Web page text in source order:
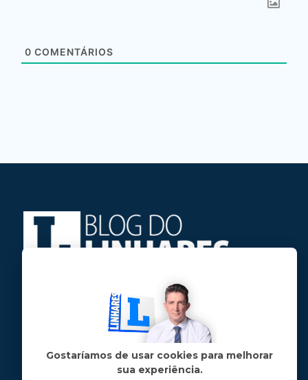
0 COMENTÁRIOS
Jose Linhares Jr é maranhense.
Formado em Jornalismo, estudou filosofia
e tem pós-graduações em ciência política
e marketing político.
Gostaríamos de usar cookies para melhorar
sua experiência.